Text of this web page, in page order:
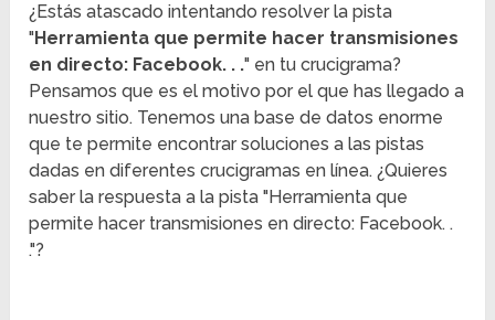
¿Estás atascado intentando resolver la pista
"Herramienta que permite hacer transmisiones
en directo: Facebook. . ." en tu crucigrama?
Pensamos que es el motivo por el que has llegado a
nuestro sitio. Tenemos una base de datos enorme
que te permite encontrar soluciones a las pistas
dadas en diferentes crucigramas en línea. ¿Quieres
saber la respuesta a la pista "Herramienta que
permite hacer transmisiones en directo: Facebook. .
."?